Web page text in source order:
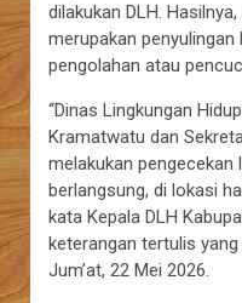
dilakukan DLH.
merupakan
pengolahan atau
“Dinas Lingkungan
Kramatwatu dan
melakukan pengecekan
berlangsung, di lokasi
kata Kepala DLH
keterangan tertulis
Jum’at, 22 Mei 2026.